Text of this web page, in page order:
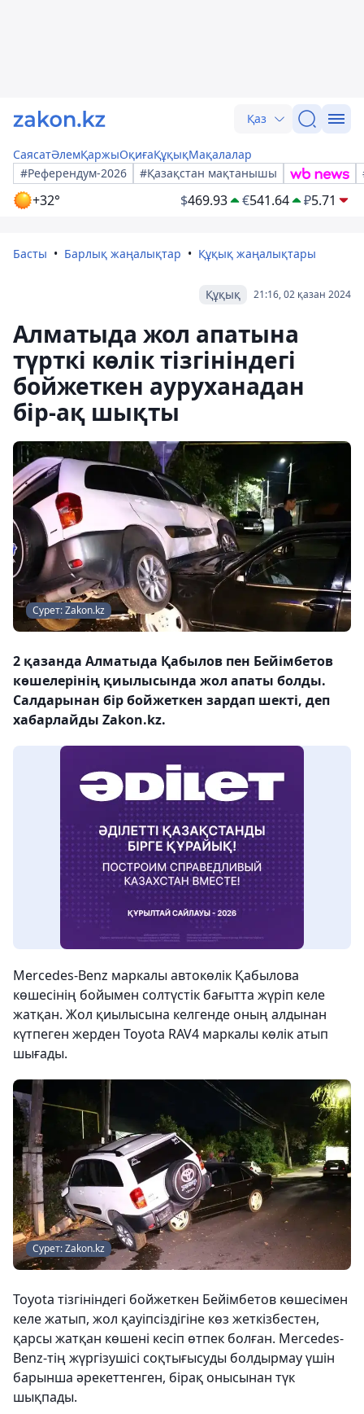
Қаз
СаясатӘлемҚаржыОқиғаҚұқықМақалалар
#Референдум-2026
#Қазақстан мақтанышы
+32° $469.93 €541.64 ₽5.71
Басты Барлық жаңалықтар Құқық жаңалықтары
21:16, 02 қазан 2024
Құқық
Алматыда жол апатына
түрткі көлік тізгініндегі
бойжеткен ауруханадан
бір-ақ шықты
Сурет: Zakon.kz
2 қазанда Алматыда Қабылов пен Бейімбетов
көшелерінің қиылысында жол апаты болды.
Салдарынан бір бойжеткен зардап шекті, деп
хабарлайды Zakon.kz.
Mercedes-Benz маркалы автокөлік Қабылова
көшесінің бойымен солтүстік бағытта жүріп келе
жатқан. Жол қиылысына келгенде оның алдынан
күтпеген жерден Toyota RAV4 маркалы көлік атып
шығады.
Сурет: Zakon.kz
Toyota тізгініндегі бойжеткен Бейімбетов көшесімен
келе жатып, жол қауіпсіздігіне көз жеткізбестен,
қарсы жатқан көшені кесіп өтпек болған. Mercedes-
Benz-тің жүргізушісі соқтығысуды болдырмау үшін
барынша әрекеттенген, бірақ онысынан түк
шықпады.